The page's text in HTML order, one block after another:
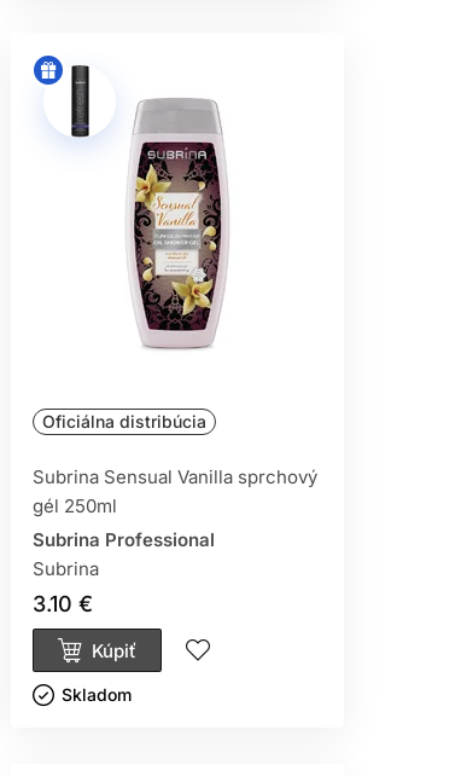
Oficiálna distribúcia
Subrina Sensual Vanilla sprchový
gél 250ml
Subrina Professional
Subrina
3.10 €
Kúpiť
Skladom ㅤ